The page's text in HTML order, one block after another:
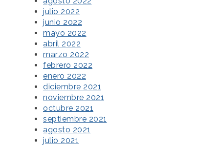
julio 2022
junio 2022
mayo 2022
abril 2022
marzo 2022
febrero 2022
enero 2022
diciembre 2021
noviembre 2021
octubre 2021
septiembre 2021
agosto 2021
julio 2021